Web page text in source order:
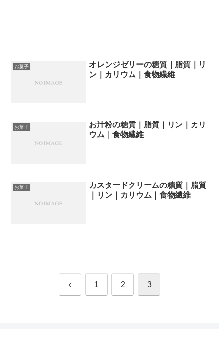
お菓子
オレンジゼリーの糖質｜脂質｜リ
ン｜カリウム｜食物繊維
お菓子
お汁粉の糖質｜脂質｜リン｜カリ
ウム｜食物繊維
お菓子
カスタードクリームの糖質｜脂質
｜リン｜カリウム｜食物繊維
前 1 2 3